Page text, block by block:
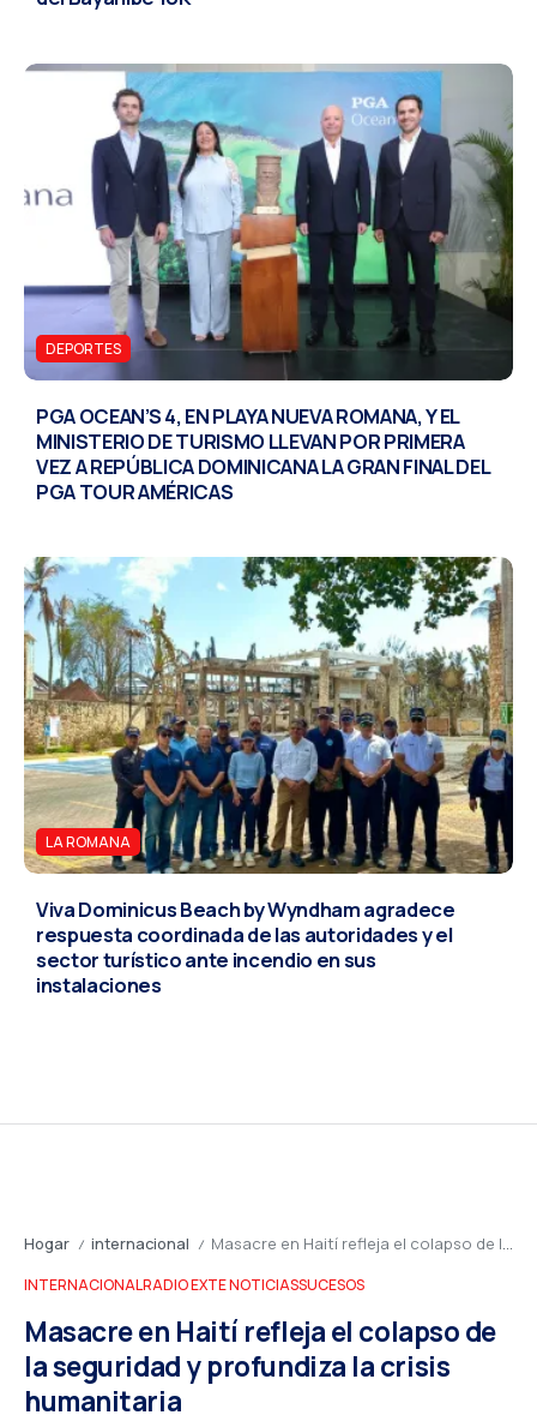
DEPORTES
PGA OCEAN’S 4, EN PLAYA NUEVA ROMANA, Y EL
MINISTERIO DE TURISMO LLEVAN POR PRIMERA
VEZ A REPÚBLICA DOMINICANA LA GRAN FINAL DEL
PGA TOUR AMÉRICAS
LA ROMANA
Viva Dominicus Beach by Wyndham agradece
respuesta coordinada de las autoridades y el
sector turístico ante incendio en sus
instalaciones
Hogar / internacional / Masacre en Haití refleja el colapso de la seguridad y profundiza la crisis humanitaria
INTERNACIONALRADIO EXTE NOTICIASSUCESOS
Masacre en Haití refleja el colapso de
la seguridad y profundiza la crisis
humanitaria